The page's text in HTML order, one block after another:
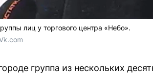
лиц у торгового центра «Небо».
группа из нескольких